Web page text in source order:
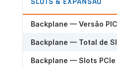
Galeria
imagensBackplane — Versão
Backplane — Total de
Backplane — Slots PCIe